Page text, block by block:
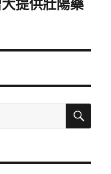
提供壯陽藥
搜